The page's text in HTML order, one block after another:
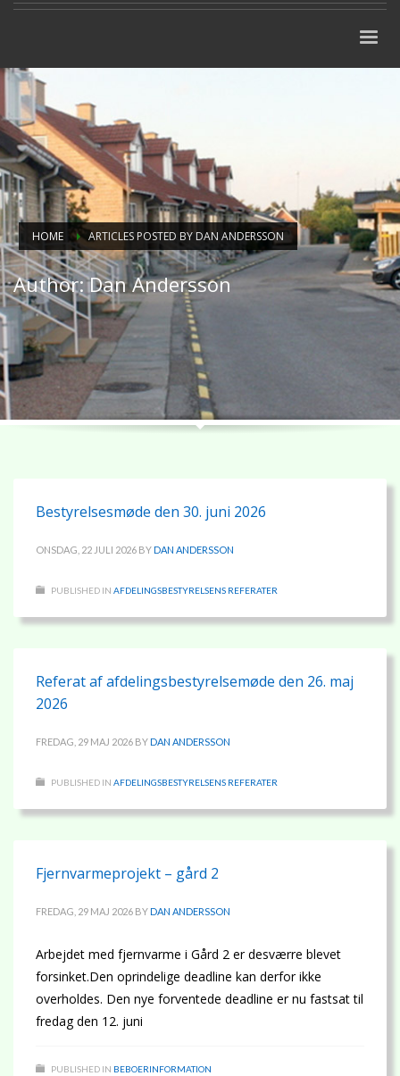
HOME ARTICLES POSTED BY DAN ANDERSSON
Author:Dan Andersson
Bestyrelsesmøde den 30. juni 2026
ONSDAG, 22 JULI 2026 BYDAN ANDERSSON
PUBLISHED IN AFDELINGSBESTYRELSENS REFERATER
Referat af afdelingsbestyrelsemøde den 26. maj
2026
FREDAG, 29 MAJ 2026 BYDAN ANDERSSON
PUBLISHED IN AFDELINGSBESTYRELSENS REFERATER
Fjernvarmeprojekt – gård 2
FREDAG, 29 MAJ 2026 BYDAN ANDERSSON
Arbejdet med fjernvarme i Gård 2 er desværre blevet
forsinket.Den oprindelige deadline kan derfor ikke
overholdes. Den nye forventede deadline er nu fastsat til
fredag den 12. juni
PUBLISHED IN BEBOERINFORMATION